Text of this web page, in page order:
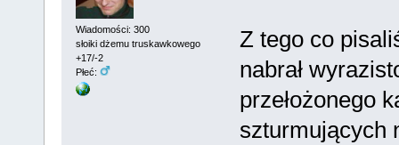
Wiadomości: 300
słoiki dżemu truskawkowego
+17/-2
Płeć:
Z tego co
nabrał
przełożonego
szturmujących